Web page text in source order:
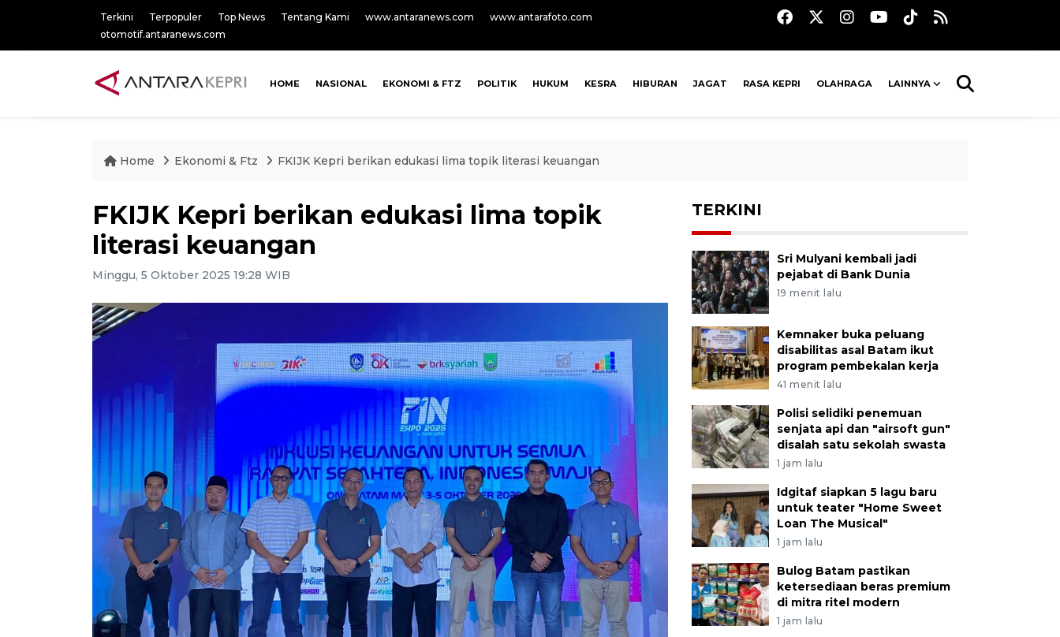
Terkini Terpopuler Top News Tentang Kami www.antaranews.com
www.antarafoto.com
otomotif.antaranews.com
HOME NASIONAL EKONOMI & FTZ POLITIK HUKUM KESRA HIBURAN JAGAT RASA KEPRI OLAHRAGA LAINNYA
Home Ekonomi & Ftz FKIJK Kepri berikan edukasi lima topik literasi keuangan
FKIJK Kepri berikan edukasi lima topik
literasi keuangan
Minggu, 5 Oktober 2025 19:28 WIB
TERKINI
Sri Mulyani kembali jadi
pejabat di Bank Dunia
19 menit lalu
Kemnaker buka peluang
disabilitas asal Batam ikut
program pembekalan kerja
41 menit lalu
Polisi selidiki penemuan
senjata api dan "airsoft gun"
disalah satu sekolah swasta
1 jam lalu
Idgitaf siapkan 5 lagu baru
untuk teater "Home Sweet
Loan The Musical"
1 jam lalu
Bulog Batam pastikan
ketersediaan beras premium
di mitra ritel modern
1 jam lalu